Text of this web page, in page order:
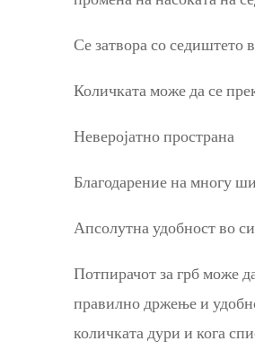
Се затвора со седиштето
Количката може да се
Неверојатно пространа
Благодарение на многу
Апсолутна удобност во
Потпирачот за грб може
правилно држење и
количката дури и кога